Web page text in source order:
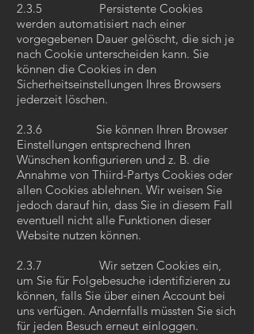
2.3.5 Persistente Cookies
werden automatisiert nach einer
vorgegebenen Dauer gelöscht, die sich je
nach Cookie unterscheiden kann. Sie
können die Cookies in den
Sicherheitseinstellungen Ihres Browsers
jederzeit löschen.
2.3.6 Sie können Ihren Browser
Einstellungen entsprechend Ihren
Wünschen konfigurieren und z. B. die
Annahme von Thiird-Partys Cookies oder
allen Cookies ablehnen. Wir weisen Sie
jedoch darauf hin, dass Sie in diesem Fall
eventuell nicht alle Funktionen dieser
Website nutzen können.
2.3.7 Wir setzen Cookies ein,
um Sie für Folgebesuche identifizieren zu
können, falls Sie über einen Account bei
uns verfügen. Andernfalls müssten Sie sich
für jeden Besuch erneut einloggen.